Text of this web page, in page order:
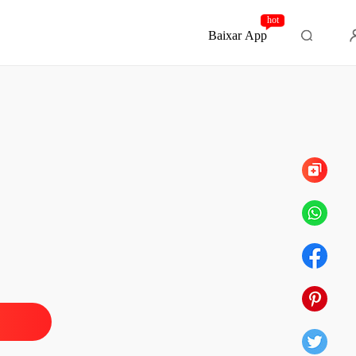
Baixar App
hot
Esposa, a Dinastia em Cinzas